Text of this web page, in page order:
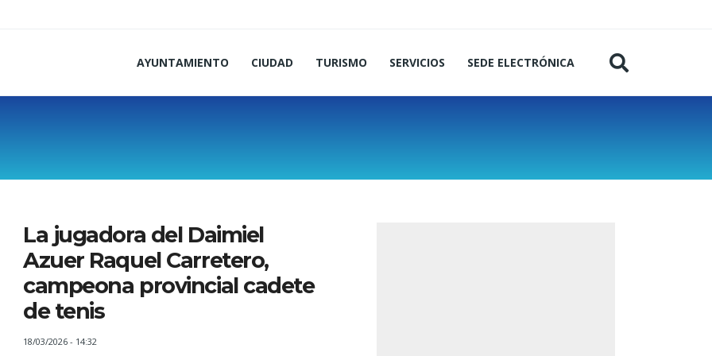
AYUNTAMIENTO CIUDAD TURISMO SERVICIOS SEDE ELECTRÓNICA
La jugadora del Daimiel
Azuer Raquel Carretero,
campeona provincial cadete
de tenis
18/03/2026 - 14:32